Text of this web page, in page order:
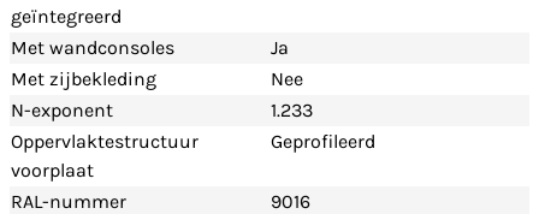
geïntegreerd
Met wandconsoles
Ja
Met zijbekleding
Nee
N-exponent
1.233
Oppervlaktestructuur
voorplaat
Geprofileerd
RAL-nummer
9016